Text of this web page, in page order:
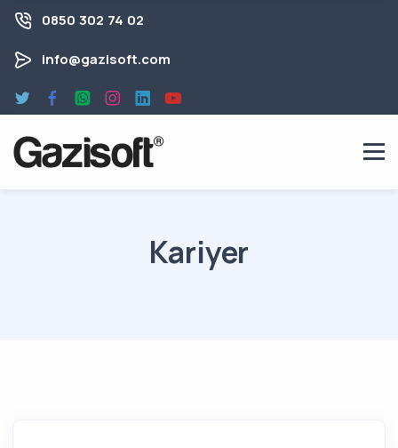
0850 302 74 02
info@gazisoft.com
Kariyer